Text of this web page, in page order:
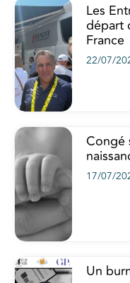
Les
départ
France
22/07/
Congé
17/07/
Un